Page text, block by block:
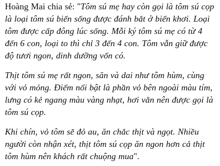
Hoàng Mai chia sẻ: "Tôm sú mẹ hay còn gọi là tôm sú cọp
là loại tôm sú biển sống được đánh bắt ở biển khơi. Loại
tôm được cấp đông lúc sống. Mỗi ký tôm sú mẹ có từ 4
đến 6 con, loại to thì chỉ 3 đến 4 con. Tôm vẫn giữ được
độ tươi ngon, dinh dưỡng vốn có.
Thịt tôm sú mẹ rất ngon, săn và dai như tôm hùm, cùng
với vỏ mỏng. Điểm nổi bật là phần vỏ bên ngoài màu tím,
lưng có kẻ ngang màu vàng nhạt, hơi vằn nên được gọi là
tôm sú cọp.
Khi chín, vỏ tôm sẽ đỏ au, ăn chắc thịt và ngọt. Nhiều
người còn nhận xét, thịt tôm sú cọp ăn ngon hơn cả thịt
tôm hùm nên khách rất chuộng mua".